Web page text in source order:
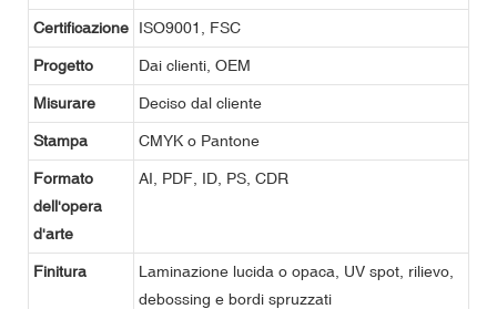
Certificazione ISO9001, FSC
Progetto Dai clienti, OEM
Misurare Deciso dal cliente
Stampa CMYK o Pantone
Formato
dell'opera
d'arte
AI, PDF, ID, PS, CDR
Finitura
Laminazione lucida o opaca, UV spot, rilievo,
debossing e bordi spruzzati